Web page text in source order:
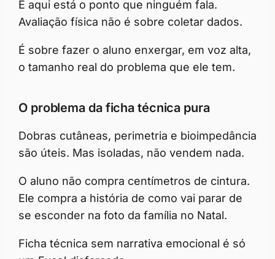
E aqui está o ponto que ninguém fala.
Avaliação física não é sobre coletar dados.
É sobre fazer o aluno enxergar, em voz alta,
o tamanho real do problema que ele tem.
O problema da ficha técnica pura
Dobras cutâneas, perimetria e bioimpedância
são úteis. Mas isoladas, não vendem nada.
O aluno não compra centímetros de cintura.
Ele compra a história de como vai parar de
se esconder na foto da família no Natal.
Ficha técnica sem narrativa emocional é só